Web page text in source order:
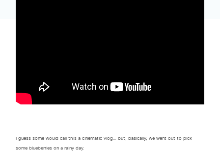
I guess some would call this a cinematic vlog… but, basically, we went out to pick
some blueberries on a rainy day.